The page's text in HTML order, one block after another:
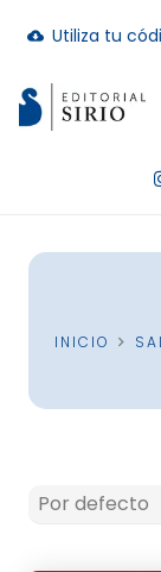
cloud_download Utiliza tu
hay
INICIO